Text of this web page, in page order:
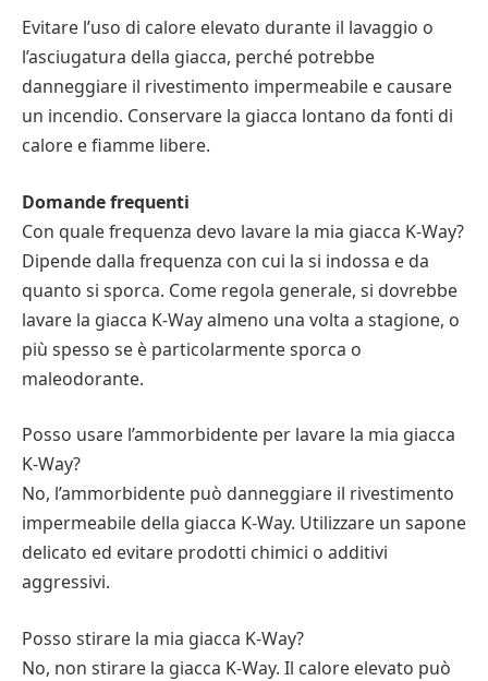
Evitare l’uso di calore elevato durante il lavaggio o
l’asciugatura della giacca, perché potrebbe
danneggiare il rivestimento impermeabile e causare
un incendio. Conservare la giacca lontano da fonti di
calore e fiamme libere.
Domande frequenti
Con quale frequenza devo lavare la mia giacca K-Way?
Dipende dalla frequenza con cui la si indossa e da
quanto si sporca. Come regola generale, si dovrebbe
lavare la giacca K-Way almeno una volta a stagione, o
più spesso se è particolarmente sporca o
maleodorante.
Posso usare l’ammorbidente per lavare la mia giacca
K-Way?
No, l’ammorbidente può danneggiare il rivestimento
impermeabile della giacca K-Way. Utilizzare un sapone
delicato ed evitare prodotti chimici o additivi
aggressivi.
Posso stirare la mia giacca K-Way?
No, non stirare la giacca K-Way. Il calore elevato può